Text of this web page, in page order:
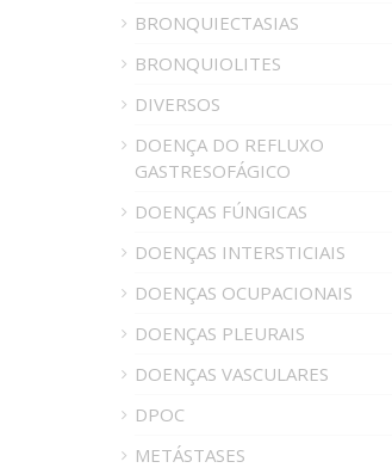
BRONQUIECTASIAS
BRONQUIOLITES
DIVERSOS
DOENÇA DO REFLUXO
GASTRESOFÁGICO
DOENÇAS FÚNGICAS
DOENÇAS INTERSTICIAIS
DOENÇAS OCUPACIONAIS
DOENÇAS PLEURAIS
DOENÇAS VASCULARES
DPOC
METÁSTASES